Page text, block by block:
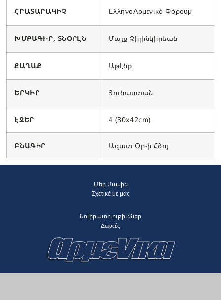
ՀՐԱՏԱՐԱԿԻՉ ΕλληνοΑρμενικό Φόρουμ
ԽՄԲԱԳԻՐ, ՏՆՕՐԷՆ Մայք Չիլինկիրեան
ՔԱՂԱՔ Աթէնք
ԵՐԿԻՐ Յունաստան
ԷՋԵՐ 4 (30x42cm)
ԲՆԱԳԻՐ Ազատ Օր-ի Հծոյ
Մեր Մասին
Σχετικά με μας
Նուիրատուութիւններ
Δωρεές